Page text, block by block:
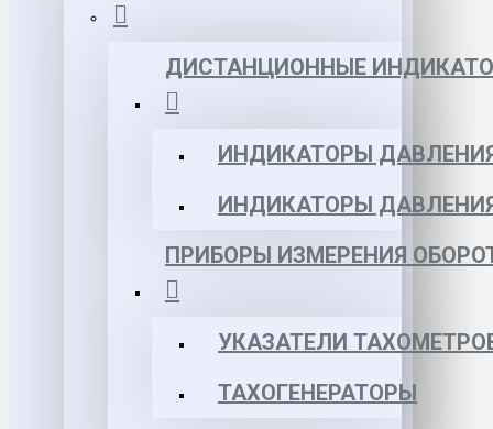
ДИСТАНЦИОННЫЕ
ИНДИКАТОРЫ
ИНДИКАТОРЫ
ПРИБОРЫ ИЗМЕРЕНИЯ
УКАЗАТЕЛИ
ТАХОГЕНЕРАТОРЫ